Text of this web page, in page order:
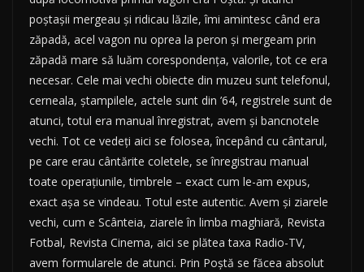
poştaşii mergeau şi ridicau lăzile, îmi amintesc când era
zăpadă, acel vagon nu oprea la peron şi mergeam prin
zăpadă mare să luăm corespondenţa, valorile, tot ce era
necesar. Cele mai vechi obiecte din muzeu sunt telefonul,
cerneala, ştampilele, actele sunt din ’64, registrele sunt de
atunci, totul era manual înregistrat, avem şi bancnotele
vechi. Tot ce vedeţi aici se folosea, începând cu cântarul,
pe care erau cântărite coletele, se înregistrau manual
toate operaţiunile, timbrele – exact cum le-am expus,
exact aşa se vindeau. Totul este autentic. Avem şi ziarele
vechi, cum e Scânteia, ziarele în limba maghiară, Revista
Fotbal, Revista Cinema, aici se plătea taxa Radio-TV,
avem formularele de atunci. Prin Poştă se făcea absolut